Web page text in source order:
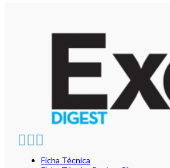
Ficha Técnica